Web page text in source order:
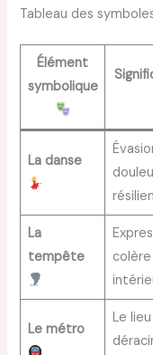
Tableau des
Élément
symbolique
La danse
La
tempête
Le métro
Le